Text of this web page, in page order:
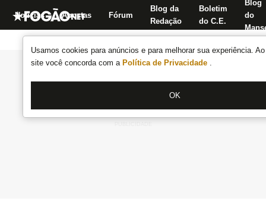
Usamos cookies para anúncios e para melhorar sua experiência.
site você concorda com a Política de Privacidade .
OK
Notícias Apostas Fórum
Blog da
Redação
Boletim
do C.E.
Blog
do